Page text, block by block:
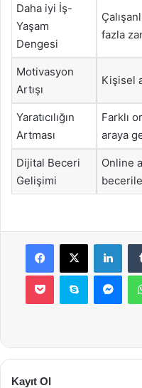
Daha iyi İş-
Yaşam
Dengesi
fazla
Motivasyon
Artışı
Kişisel
Yaratıcılığın
Artması
Farklı
araya
Dijital Beceri
Gelişimi
Online
Facebook
X
Pocket Skype
Kayıt Ol